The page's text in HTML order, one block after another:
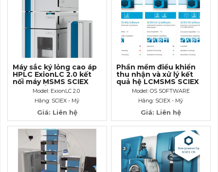
Máy sắc ký lỏng cao áp
HPLC ExionLC 2.0 kết
nối máy MSMS SCIEX
(860 bar/ 12.473 PSI)
Model: ExionLC 2.0
Hãng: SCIEX - Mỹ
Giá: Liên hệ
Phần mềm điều khiển
thu nhận và xử lý kết
quả hệ LCMSMS SCIEX
OS SOFTWARE
Model: OS SOFTWARE
Hãng: SCIEX - Mỹ
Giá: Liên hệ